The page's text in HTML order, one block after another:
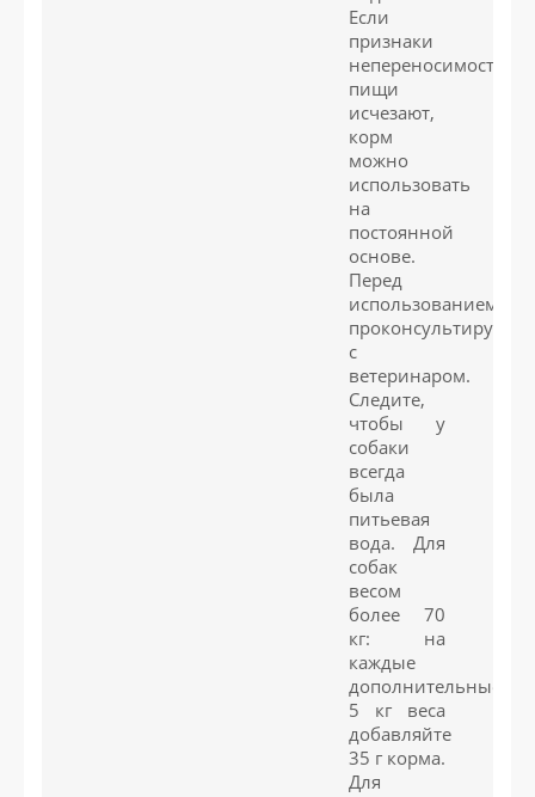
Если
признаки
непереносимости
пищи
исчезают,
корм
можно
использовать
на
постоянной
основе.
Перед
использованием
с
ветеринаром.
Следите,
чтобы у
собаки
всегда
была
питьевая
вода. Для
собак
весом
более 70
кг: на
каждые
дополнительные
5 кг веса
добавляйте
35 г корма.
Для